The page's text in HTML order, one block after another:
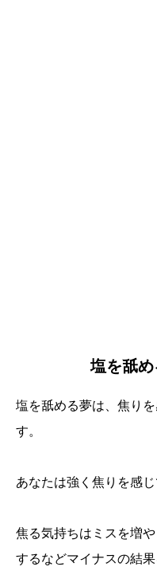
塩を舐め
塩を舐める夢は、焦り
す。
あなたは強く焦りを感じ
焦る気持ちはミスを増
するなどマイナスの結